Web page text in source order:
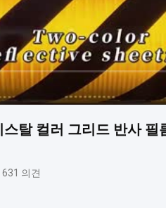
탈 컬러 그리드 반사 필
631 의견